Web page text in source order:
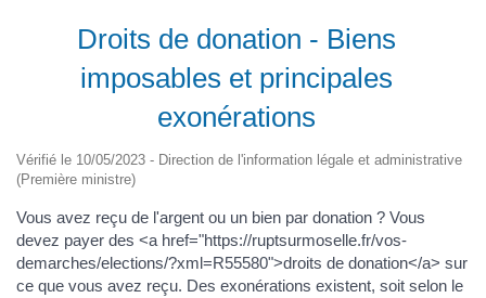
Droits de donation - Biens
imposables et principales
exonérations
Vérifié le 10/05/2023 - Direction de l'information légale et administrative
(Première ministre)
Vous avez reçu de l'argent ou un bien par donation ? Vous
devez payer des <a href="https://ruptsurmoselle.fr/vos-
demarches/elections/?xml=R55580">droits de donation</a> sur
ce que vous avez reçu. Des exonérations existent, soit selon le